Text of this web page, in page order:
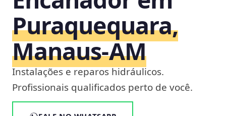
Puraquequara,
Manaus‑AM
Instalações e reparos hidráulicos.
Profissionais qualificados perto de você.